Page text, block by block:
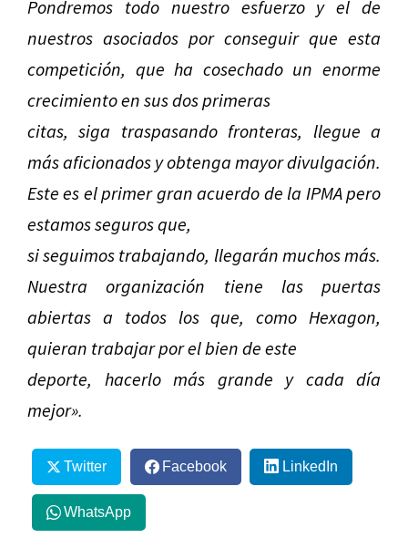
Pondremos todo nuestro esfuerzo y el de
nuestros asociados por conseguir que esta
competición, que ha cosechado un enorme
crecimiento en sus dos primeras
citas, siga traspasando fronteras, llegue a
más aficionados y obtenga mayor divulgación.
Este es el primer gran acuerdo de la IPMA pero
estamos seguros que,
si seguimos trabajando, llegarán muchos más.
Nuestra organización tiene las puertas
abiertas a todos los que, como Hexagon,
quieran trabajar por el bien de este
deporte, hacerlo más grande y cada día
mejor».
Twitter Facebook LinkedIn
WhatsApp